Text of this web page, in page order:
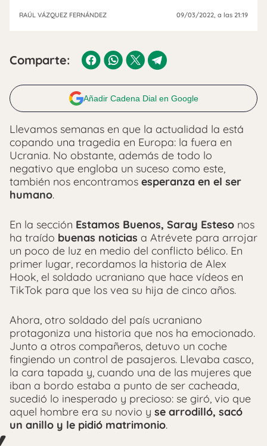
RAÚL VÁZQUEZ FERNÁNDEZ 09/03/2022, a las 21:19
Comparte:
Añadir Cadena Dial en Google
Llevamos semanas en que la actualidad la está
copando una tragedia en Europa: la fuera en
Ucrania. No obstante, además de todo lo
negativo que engloba un suceso como este,
también nos encontramos esperanza en el ser
humano.
En la sección Estamos Buenos, Saray Esteso nos
ha traído buenas noticias a Atrévete para arrojar
un poco de luz en medio del conflicto bélico. En
primer lugar, recordamos la historia de Alex
Hook, el soldado ucraniano que hace vídeos en
TikTok para que los vea su hija de cinco años.
Ahora, otro soldado del país ucraniano
protagoniza una historia que nos ha emocionado.
Junto a otros compañeros, detuvo un coche
fingiendo un control de pasajeros. Llevaba casco,
la cara tapada y, cuando una de las mujeres que
iban a bordo estaba a punto de ser cacheada,
sucedió lo inesperado y precioso: se giró, vio que
aquel hombre era su novio y se arrodilló, sacó
un anillo y le pidió matrimonio.